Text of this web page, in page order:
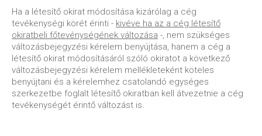
Ha a létesítő okirat módosítása kizárólag a cég
tevékenységi körét érinti - kivéve ha az a cég létesítő
okiratbeli főtevénységének változása -, nem szükséges
változásbejegyzési kérelem benyújtása, hanem a cég a
létesítő okirat módosításáról szóló okiratot a következő
változásbejegyzési kérelem mellékleteként köteles
benyújtani és a kérelemhez csatolandó egységes
szerkezetbe foglalt létesítő okiratban kell átvezetnie a cég
tevékenységét érintő változást is.